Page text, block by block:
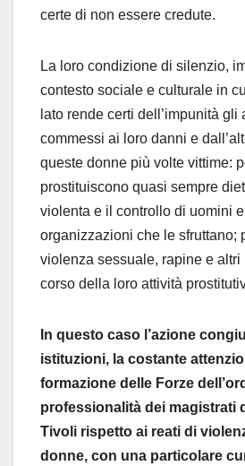
certe di non essere credute.
La loro condizione di silenzio,
contesto sociale e culturale in
lato rende certi dell’impunità gli
commessi ai loro danni e
queste donne più volte vittime:
prostituiscono quasi sempre
violenta e il controllo di uomini
organizzazioni che le sfruttano;
violenza sessuale, rapine e altri
corso della loro attività
In questo caso l’azione
istituzioni, la costante
formazione delle Forze
professionalità dei magistrati
Tivoli rispetto ai reati di
donne, con una particolare